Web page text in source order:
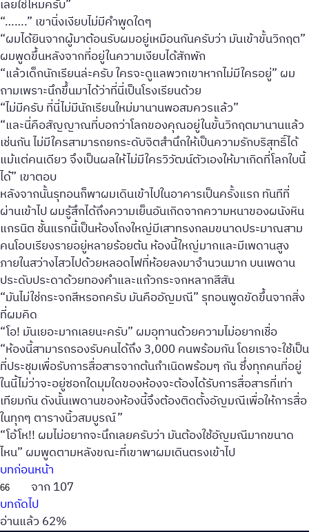
เลยใช่ไหมครับ”
“…….” เขานิ่งเงียบไม่มีคำพูดใดๆ
“ผมได้ยินจากผู้มาต้อนรับผมอยู่เหมือนกันครับว่า มันเข้าขั้นวิกฤต”
ผมพูดขึ้นหลังจากที่อยู่ในความเงียบได้สักพัก
“แล้วเด็กนักเรียนล่ะครับ ใครจะดูแลพวกเขาหากไม่มีใครอยู่” ผม
ถามเพราะนึกขึ้นมาได้ว่าที่นี่เป็นโรงเรียนด้วย
“ไม่มีครับ ที่นี่ไม่มีนักเรียนใหม่มานานพอสมควรแล้ว”
“และนี่คือสัญญาณที่บอกว่าโลกของคุณอยู่ในขั้นวิกฤตมานานแล้ว
เช่นกัน ไม่มีใครสามารถยกระดับจิตสำนึกให้เป็นความรักบริสุทธิ์ได้
แม้แต่คนเดียว จึงเป็นผลให้ไม่มีใครวิวัฒน์ตัวเองให้มาเกิดที่โลกใบนี้
ได้” เขาตอบ
หลังจากนั้นรุทอนก็พาผมเดินเข้าไปในอาคารเป็นครั้งแรก ทันทีที่
ผ่านเข้าไป ผมรู้สึกได้ถึงความเย็นอันเกิดจากความหนาของผนังหิน
แกรนิต ชั้นแรกนี้เป็นห้องโถงใหญ่มีเสาทรงกลมขนาดประมาณสาม
คนโอบเรียงรายอยู่หลายร้อยต้น ห้องนี้ใหญ่มากและมีเพดานสูง
ภายในสว่างไสวไปด้วยหลอดไฟที่ห้อยลงมาจำนวนมาก บนเพดาน
ประดับประดาด้วยทองคำและแก้วกระจกหลากสีสัน
“มันไม่ใช่กระจกสีหรอกครับ มันคืออัญมณี” รุทอนพูดขัดขึ้นจากสิ่ง
ที่ผมคิด
“โอ! มันเยอะมากเลยนะครับ” ผมอุทานด้วยความไม่อยากเชื่อ
“ห้องนี้สามารถรองรับคนได้ถึง 3,000 คนพร้อมกัน โดยเราจะใช้เป็น
ที่ประชุมเพื่อรับการสื่อสารจากต้นกำเนิดพร้อมๆ กัน ซึ่งทุกคนที่อยู่
ในนี้ไม่ว่าจะอยู่ซอกใดมุมใดของห้องจะต้องได้รับการสื่อสารที่เท่า
เทียมกัน ดังนั้นเพดานของห้องนี้จึงต้องติดตั้งอัญมณีเพื่อให้การสื่อ
ในทุกๆ ตารางนิ้วสมบูรณ์”
“โอ้โห!! ผมไม่อยากจะนึกเลยครับว่า มันต้องใช้อัญมณีมากขนาด
ไหน” ผมพูดตามหลังขณะที่เขาพาผมเดินตรงเข้าไป
บทก่อนหน้า
จาก 107
บทถัดไป
อ่านแล้ว 62%